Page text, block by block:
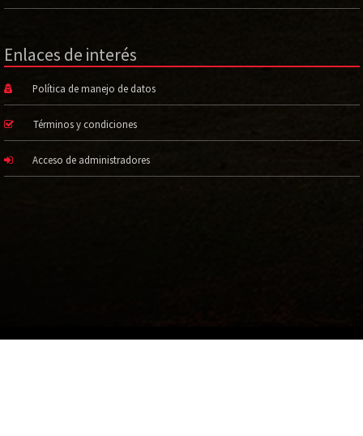
Enlaces de interés
Política de manejo de datos
Términos y condiciones
Acceso de administradores